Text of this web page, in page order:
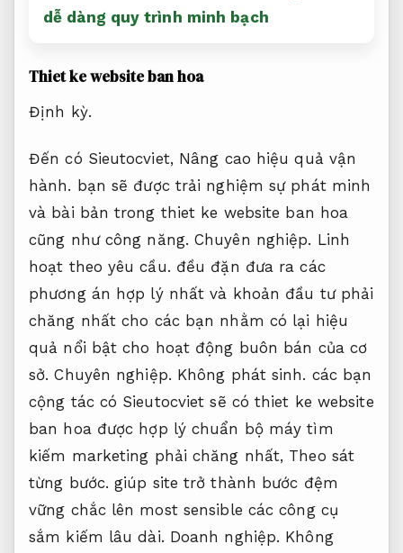
dễ dàng quy trình minh bạch
Thiet ke website ban hoa
Định kỳ.
Đến có Sieutocviet, Nâng cao hiệu quả vận
hành. bạn sẽ được trải nghiệm sự phát minh
và bài bản trong thiet ke website ban hoa
cũng như công năng. Chuyên nghiệp. Linh
hoạt theo yêu cầu. đều đặn đưa ra các
phương án hợp lý nhất và khoản đầu tư phải
chăng nhất cho các bạn nhằm có lại hiệu
quả nổi bật cho hoạt động buôn bán của cơ
sở.Chuyên nghiệp. Không phát sinh. các bạn
cộng tác có Sieutocviet sẽ có thiet ke website
ban hoa được hợp lý chuẩn bộ máy tìm
kiếm marketing phải chăng nhất, Theo sát
từng bước. giúp site trở thành bước đệm
vững chắc lên most sensible các công cụ
sắm kiếm lâu dài. Doanh nghiệp. Không